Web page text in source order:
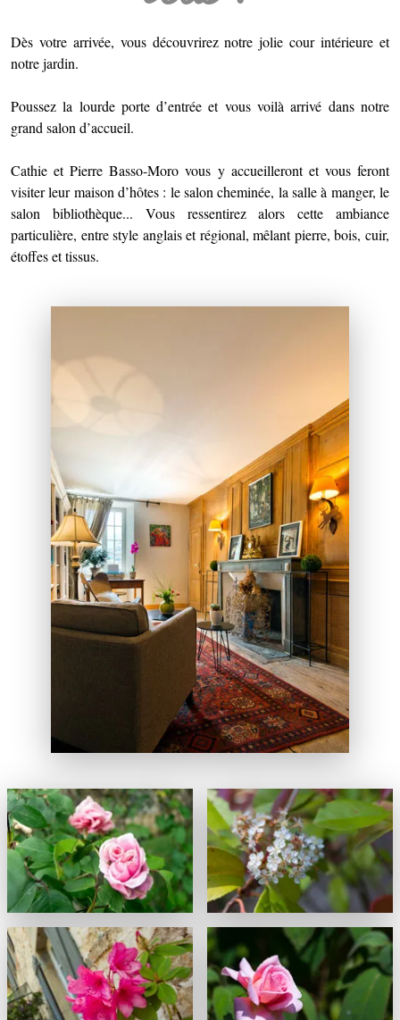
Dès votre arrivée, vous découvrirez notre jolie cour intérieure et
notre jardin.
Poussez la lourde porte d’entrée et vous voilà arrivé dans notre
grand salon d’accueil.
Cathie et Pierre Basso-Moro vous y accueilleront et vous feront
visiter leur maison d’hôtes : le salon cheminée, la salle à manger, le
salon bibliothèque... Vous ressentirez alors cette ambiance
particulière, entre style anglais et régional, mêlant pierre, bois, cuir,
étoffes et tissus.